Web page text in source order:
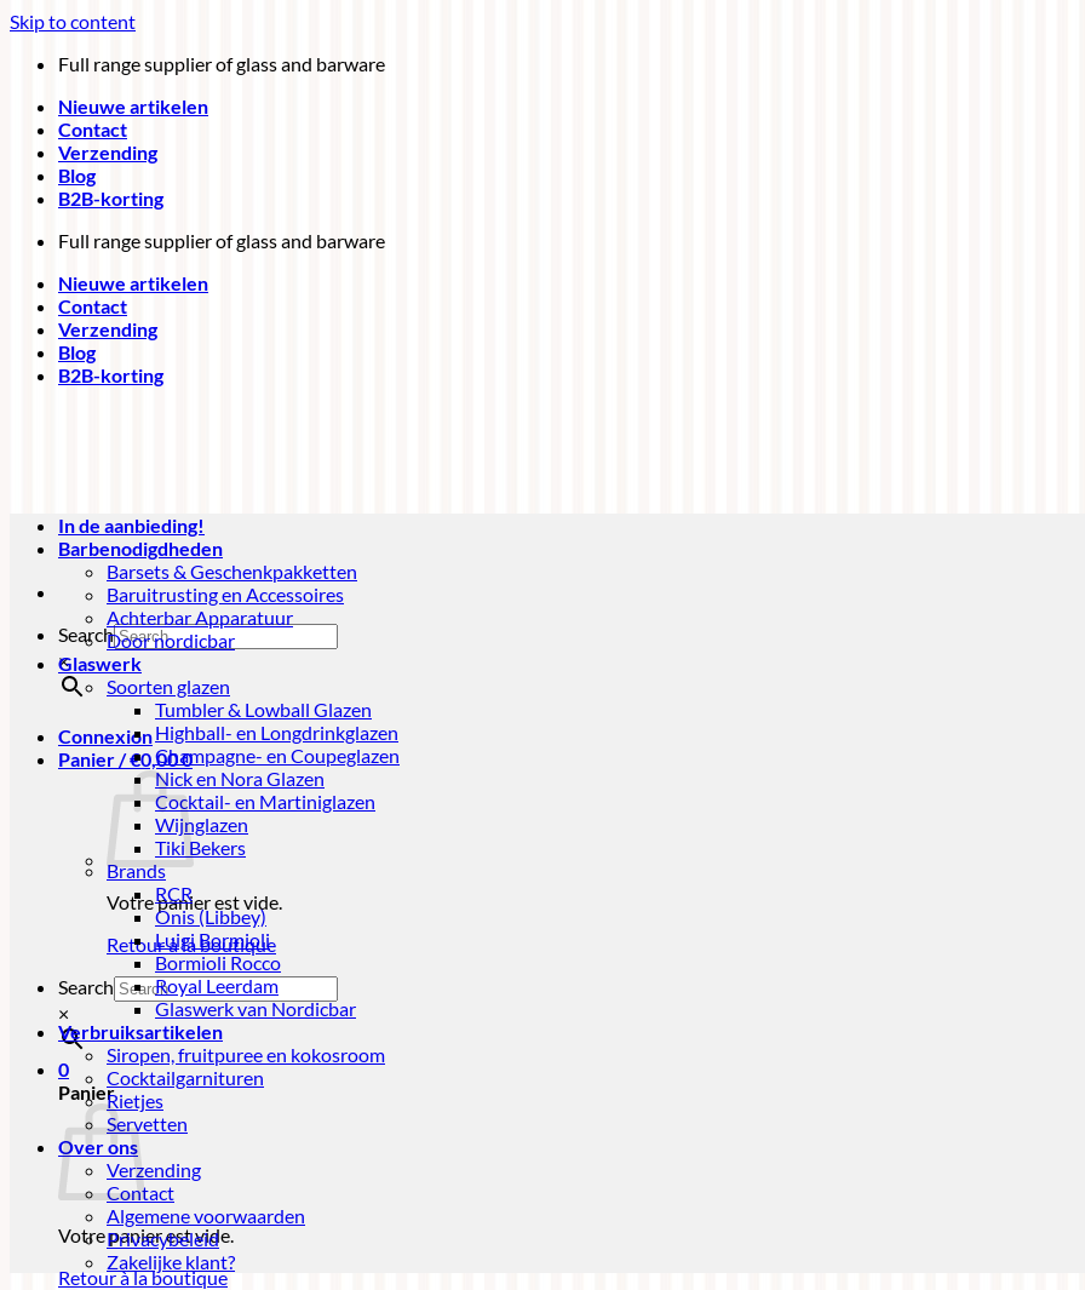
Skip to content
Full range supplier of glass and barware
Nieuwe artikelen
Contact
Verzending
Blog
B2B-korting
Full range supplier of glass and barware
Nieuwe artikelen
Contact
Verzending
Blog
B2B-korting
Search
×
Connexion
Panier /€0,000
Votre panier est vide.
Retour à la boutique
Search
×
0
Panier
Votre panier est vide.
Retour à la boutique
In de aanbieding!
Barbenodigdheden
Barsets & Geschenkpakketten
Baruitrusting en Accessoires
Achterbar Apparatuur
Door nordicbar
Glaswerk
Soorten glazen
Tumbler & Lowball Glazen
Highball- en Longdrinkglazen
Champagne- en Coupeglazen
Nick en Nora Glazen
Cocktail- en Martiniglazen
Wijnglazen
Tiki Bekers
Brands
RCR
Onis (Libbey)
Luigi Bormioli
Bormioli Rocco
Royal Leerdam
Glaswerk van Nordicbar
Verbruiksartikelen
Siropen, fruitpuree en kokosroom
Cocktailgarnituren
Rietjes
Servetten
Over ons
Verzending
Contact
Algemene voorwaarden
Privacybeleid
Zakelijke klant?